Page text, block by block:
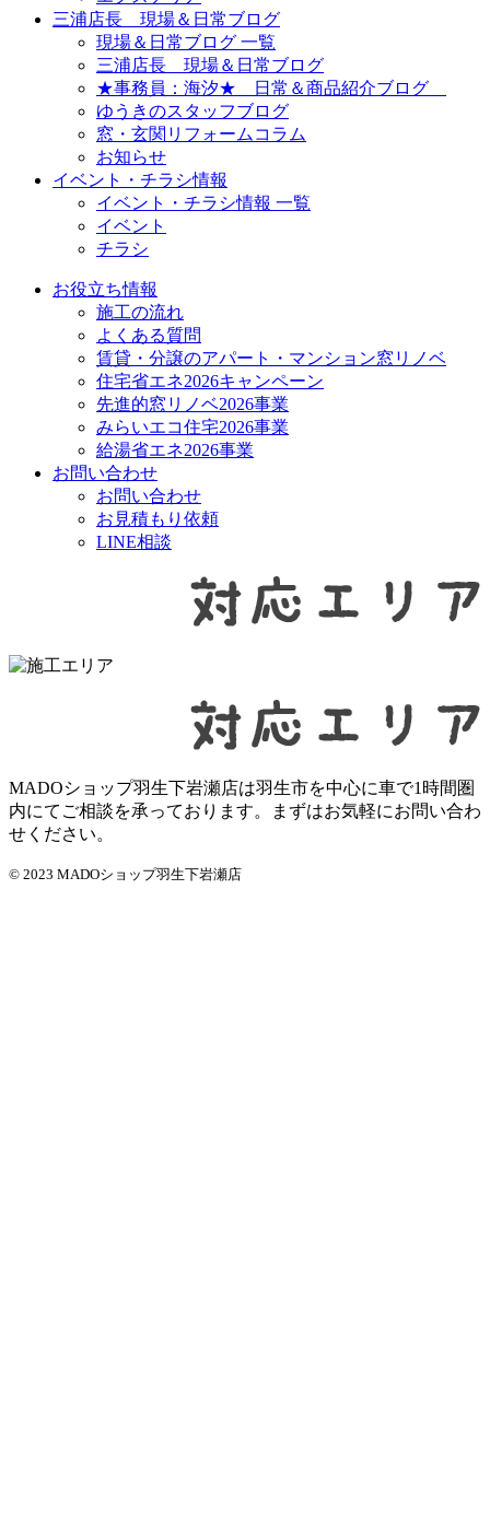
三浦店長 現場＆日常ブログ
現場＆日常ブログ 一覧
三浦店長 現場＆日常ブログ
★事務員：海汐★ 日常＆商品紹介ブログ
ゆうきのスタッフブログ
窓・玄関リフォームコラム
お知らせ
イベント・チラシ情報
イベント・チラシ情報 一覧
イベント
チラシ
お役立ち情報
施工の流れ
よくある質問
賃貸・分譲のアパート・マンション窓リノベ
住宅省エネ2026キャンペーン
先進的窓リノベ2026事業
みらいエコ住宅2026事業
給湯省エネ2026事業
お問い合わせ
お問い合わせ
お見積もり依頼
LINE相談
MADOショップ羽生下岩瀬店は羽生市を中心に車で1時間圏
内にてご相談を承っております。まずはお気軽にお問い合わ
せください。
© 2023 MADOショップ羽生下岩瀬店